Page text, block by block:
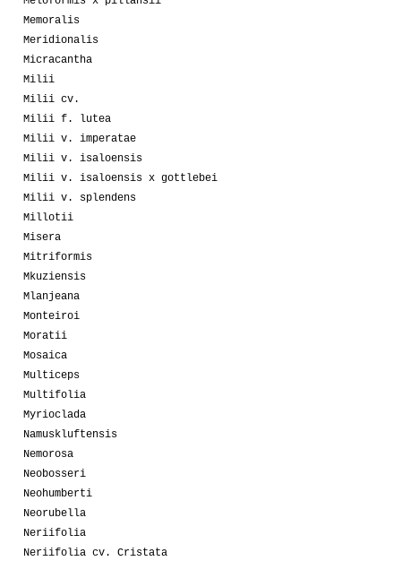
Memoralis
Meridionalis
Micracantha
Milii
Milii cv.
Milii f. lutea
Milii v. imperatae
Milii v. isaloensis
Milii v. isaloensis x gottlebei
Milii v. splendens
Millotii
Misera
Mitriformis
Mkuziensis
Mlanjeana
Monteiroi
Moratii
Mosaica
Multiceps
Multifolia
Myrioclada
Namuskluftensis
Nemorosa
Neobosseri
Neohumberti
Neorubella
Neriifolia
Neriifolia cv. Cristata